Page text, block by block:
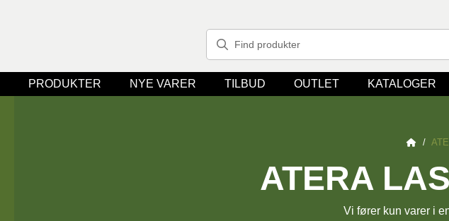
PRODUKTER NYE VARER TILBUD OUTLET KATALOGER
/
ATERA
Vi fører kun varer i